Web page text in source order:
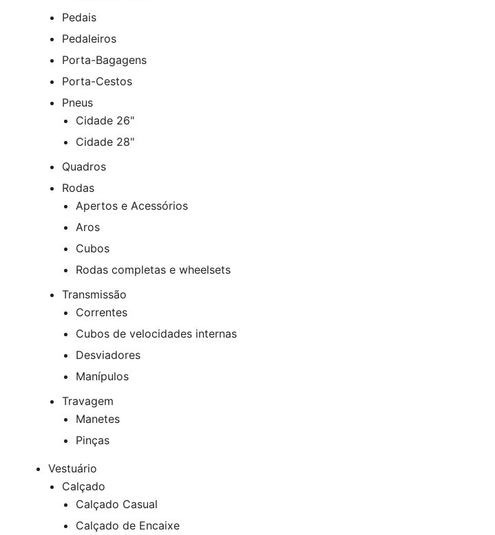
Pedais
Pedaleiros
Porta-Bagagens
Porta-Cestos
Pneus
Cidade 26"
Cidade 28"
Quadros
Rodas
Apertos e Acessórios
Aros
Cubos
Rodas completas e wheelsets
Transmissão
Correntes
Cubos de velocidades internas
Desviadores
Manípulos
Travagem
Manetes
Pinças
Vestuário
Calçado
Calçado Casual
Calçado de Encaixe